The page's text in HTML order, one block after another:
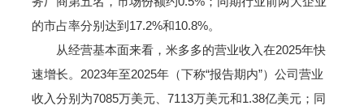
的市占率分别达到17.2%和10.8%。
从经营基本面来看，米多多的营业收入在2025年快
速增长。2023年至2025年（下称“报告期内”）公司营业
收入分别为7085万美元、7113万美元和1.38亿美元；同